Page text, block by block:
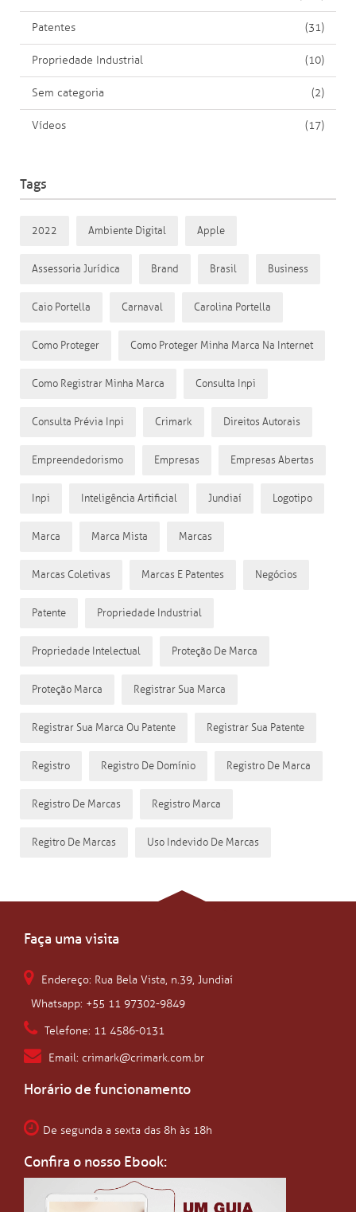
Patentes (31)
Propriedade Industrial (10)
Sem categoria (2)
Vídeos (17)
Tags
2022 Ambiente Digital Apple
Assessoria Jurídica Brand Brasil Business
Caio Portella Carnaval Carolina Portella
Como Proteger Como Proteger Minha Marca Na Internet
Como Registrar Minha Marca Consulta Inpi
Consulta Prévia Inpi Crimark Direitos Autorais
Empreendedorismo Empresas Empresas Abertas
Inpi Inteligência Artificial Jundiaí Logotipo
Marca Marca Mista Marcas
Marcas Coletivas Marcas E Patentes Negócios
Patente Propriedade Industrial
Propriedade Intelectual Proteção De Marca
Proteção Marca Registrar Sua Marca
Registrar Sua Marca Ou Patente Registrar Sua Patente
Registro Registro De Domínio Registro De Marca
Registro De Marcas Registro Marca
Regitro De Marcas Uso Indevido De Marcas
Faça uma visita
Endereço: Rua Bela Vista, n.39, Jundiaí
Whatsapp: +55 11 97302-9849
Telefone: 11 4586-0131
Email: crimark@crimark.com.br
Horário de funcionamento
De segunda a sexta das 8h às 18h
Confira o nosso Ebook: